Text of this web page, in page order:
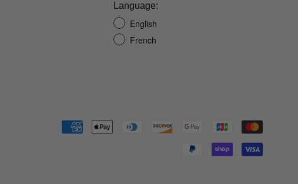
Language:
English
French